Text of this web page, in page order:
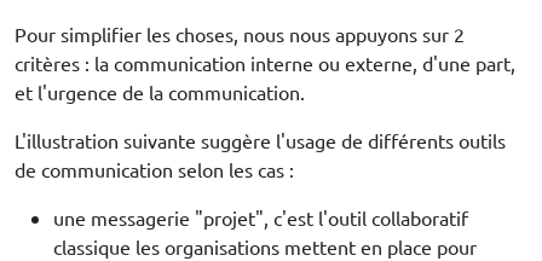
Pour simplifier les choses, nous nous appuyons sur 2
critères : la communication interne ou externe, d'une part,
et l'urgence de la communication.
L'illustration suivante suggère l'usage de différents outils
de communication selon les cas :
une messagerie "projet", c'est l'outil collaboratif
classique les organisations mettent en place pour